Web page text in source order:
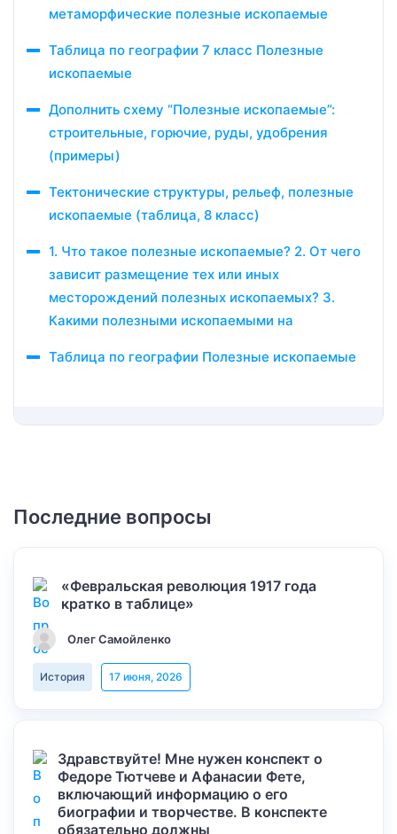
метаморфические полезные ископаемые
Таблица по географии 7 класс Полезные
ископаемые
Дополнить схему “Полезные ископаемые”:
строительные, горючие, руды, удобрения
(примеры)
Тектонические структуры, рельеф, полезные
ископаемые (таблица, 8 класс)
1. Что такое полезные ископаемые? 2. От чего
зависит размещение тех или иных
месторождений полезных ископаемых? 3.
Какими полезными ископаемыми на
Таблица по географии Полезные ископаемые
Последние вопросы
«Февральская революция 1917 года
кратко в таблице»
Олег Самойленко
История 17 июня, 2026
Здравствуйте! Мне нужен конспект о
Федоре Тютчеве и Афанасии Фете,
включающий информацию о его
биографии и творчестве. В конспекте
обязательно должны